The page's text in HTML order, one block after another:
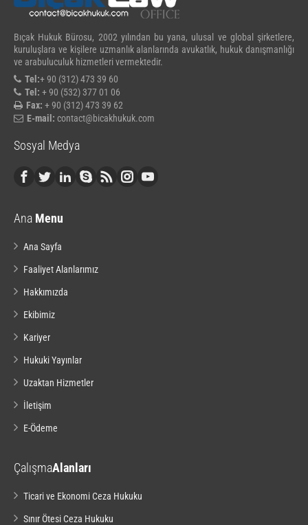
Bıçak Hukuk Bürosu, 2002 yılından bu yana, ulusal ve global şirketlere,
kuruluşlara ve kişilere uzmanlık alanlarında avukatlık, hukuk danışmanlığı
ve arabuluculuk hizmetleri vermektedir.
Tel:+ 90 (312) 473 39 60
Tel: + 90 (532) 377 01 06
Fax: + 90 (312) 473 39 62
E-mail: contact@bicakhukuk.com
Sosyal Medya
Ana Menu
Ana Sayfa
Faaliyet Alanlarımız
Hakkımızda
Ekibimiz
Kariyer
Hukuki Yayınlar
Uzaktan Hizmetler
İletişim
E-Ödeme
ÇalışmaAlanları
Ticari ve Ekonomi Ceza Hukuku
Sınır Ötesi Ceza Hukuku